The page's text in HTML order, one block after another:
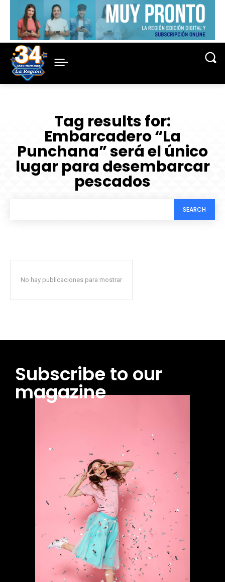
Tag results for:
Embarcadero “La
Punchana” será el único
lugar para desembarcar
pescados
SEARCH
No hay publicaciones para mostrar
Subscribe to our
magazine